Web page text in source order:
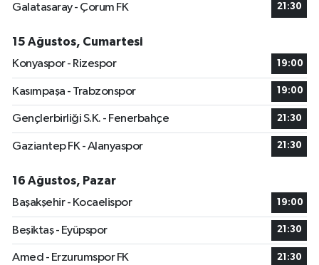
Galatasaray - Çorum FK
21:30
15 Ağustos, Cumartesi
Konyaspor - Rizespor
19:00
Kasımpaşa - Trabzonspor 19:00
Gençlerbirliği S.K. - Fenerbahçe 21:30
Gaziantep FK - Alanyaspor 21:30
16 Ağustos, Pazar
Başakşehir - Kocaelispor
19:00
Beşiktaş - Eyüpspor 21:30
Amed - Erzurumspor FK 21:30